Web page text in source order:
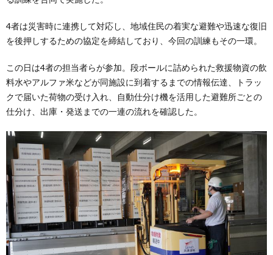
4者は災害時に連携して対応し、地域住民の着実な避難や迅速な復旧
を後押しするための協定を締結しており、今回の訓練もその一環。
この日は4者の担当者らが参加。段ボールに詰められた救援物資の飲
料水やアルファ米などが同施設に到着するまでの情報伝達、トラッ
クで届いた荷物の受け入れ、自動仕分け機を活用した避難所ごとの
仕分け、出庫・発送までの一連の流れを確認した。